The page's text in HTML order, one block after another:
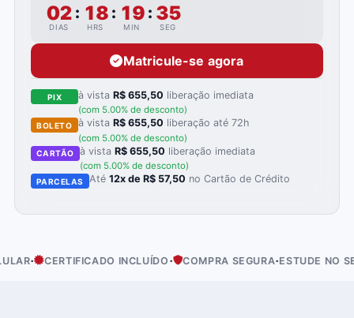
02
DIAS
: 18
HRS
: 19
MIN
: 35
SEG
Matricule-se agora
PIX à vistaR$ 655,50 liberação imediata
(com 5.00% de desconto)
BOLETO à vistaR$ 655,50 liberação até 72h
(com 5.00% de desconto)
CARTÃO à vista R$ 655,50 liberação imediata
(com 5.00% de desconto)
PARCELAS Até12x de R$ 57,50 no Cartão de Crédito
· CERTIFICADO INCLUÍDO· COMPRA SEGURA·ESTUDE NO SEU